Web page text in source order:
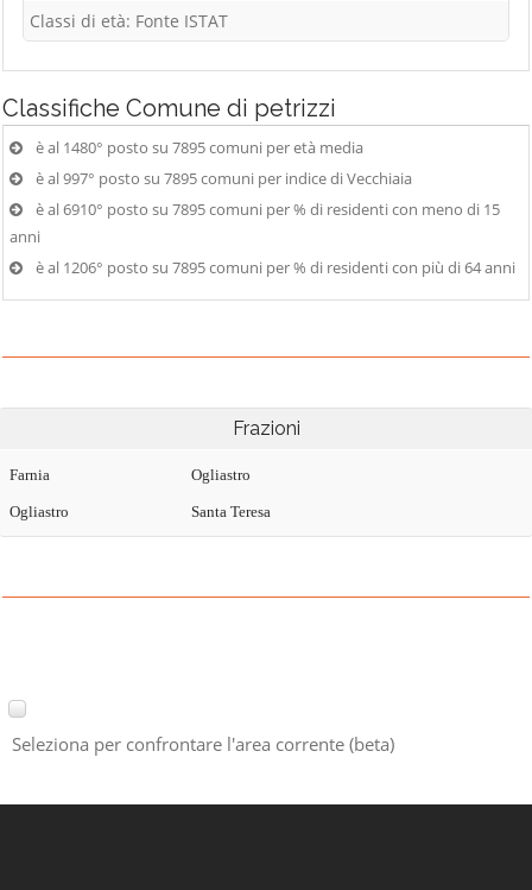
Classi di età: Fonte ISTAT
Classifiche Comune di petrizzi
è al 1480° posto su 7895 comuni per età media
è al 997° posto su 7895 comuni per indice di Vecchiaia
è al 6910° posto su 7895 comuni per % di residenti con meno di 15
anni
è al 1206° posto su 7895 comuni per % di residenti con più di 64 anni
Frazioni
Farnia Ogliastro
Ogliastro Santa Teresa
Seleziona per confrontare l'area corrente (beta)